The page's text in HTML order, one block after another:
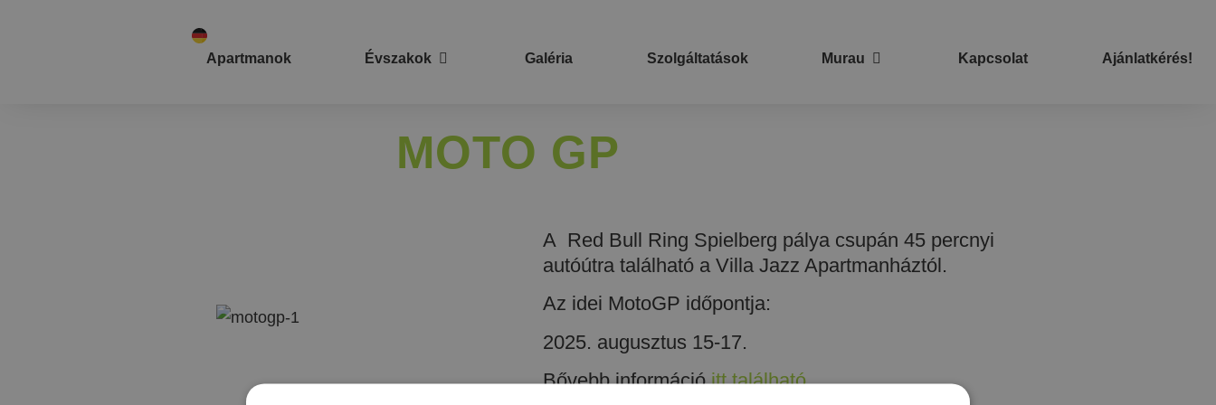
Apartmanok Évszakok Galéria Szolgáltatások Murau Kapcsolat Ajánlatkérés!
MOTO GP
A Red Bull Ring Spielberg pálya csupán 45 percnyi
autóútra található a Villa Jazz Apartmanháztól.
Az idei MotoGP időpontja:
2025. augusztus 15-17.
Bővebb információitt található.